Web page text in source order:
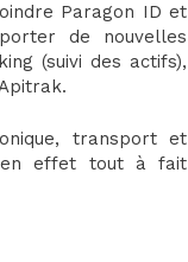
Paragon ID et
de nouvelles
(suivi des actifs),
transport et
en effet tout à fait